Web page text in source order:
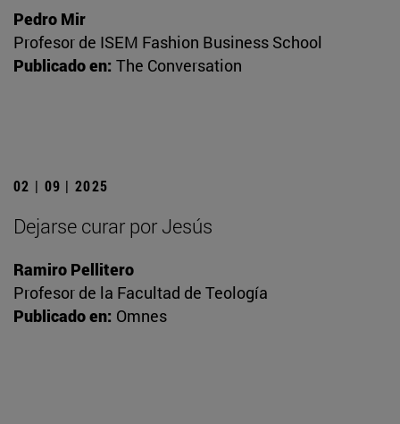
Pedro Mir
Profesor de ISEM Fashion Business School
Publicado en: The Conversation
02 | 09 | 2025
Dejarse curar por Jesús
Ramiro Pellitero
Profesor de la Facultad de Teología
Publicado en: Omnes